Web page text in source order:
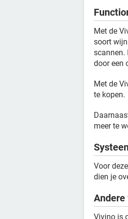
Met de
soort
scannen.
door een
Met de
te kopen.
meer te
Voor
dien je
Andere
Vivino is